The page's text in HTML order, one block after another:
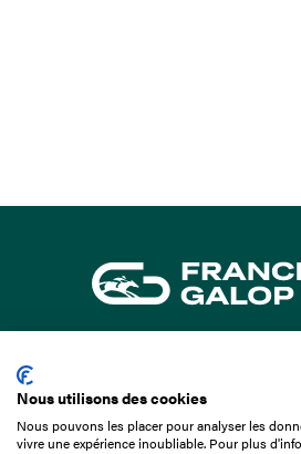
01 49 10 20 29
Nous utilisons des cookies
Nous pouvons les placer pour analyser les
vivre une expérience inoubliable. Pour plus